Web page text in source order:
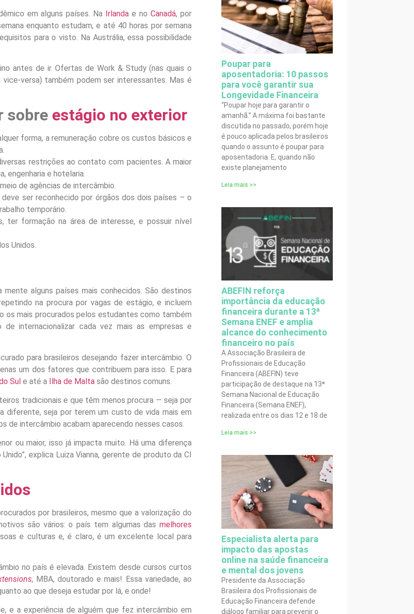
em alguns países. Na Irlanda e noCanadá, por
enquanto estudam, e até 40 horas por semana
para o visto. Na Austrália, essa possibilidade
antes de ir. Ofertas de Work & Study (nas quais o
versa) também podem ser interessantes. Mas é
sobre estágio no exterior
forma, a remuneração cobre os custos básicos e
restrições ao contato com pacientes. A maior
engenharia e hotelaria.
de agências de intercâmbio.
deve ser reconhecido por órgãos dos dois países – o
temporário.
ter formação na área de interesse, e possuir nível
Unidos.
alguns países mais conhecidos. São destinos
na procura por vagas de estágio, e incluem
os mais procurados pelos estudantes como também
internacionalizar cada vez mais as empresas e
para brasileiros desejando fazer intercâmbio. O
um dos fatores que contribuem para isso. E para
Sul e até a Ilha de Malta são destinos comuns.
tradicionais e que têm menos procura — seja por
diferente, seja por terem um custo de vida mais em
de intercâmbio acabam aparecendo nesses casos.
ou maior, isso já impacta muito. Há uma diferença
explica Luiza Vianna, gerente de produto da CI
por brasileiros, mesmo que a valorização do
são vários: o país tem algumas das melhores
e culturas e, é claro, é um excelente local para
no país é elevada. Existem desde cursos curtos
, MBA, doutorado e mais! Essa variedade, ao
ao que deseja estudar por lá, e onde!
e a experiência de alguém que fez intercâmbio em
Poupar para
aposentadoria: 10 passos
para você garantir sua
Longevidade Financeira
“Poupar hoje para garantir o
amanhã.” A máxima foi bastante
discutida no passado, porém hoje
é pouco aplicada pelos brasileiros
quando o assunto é poupar para
aposentadoria. E, quando não
existe planejamento
Leia mais >>
ABEFIN reforça
importância da educação
financeira durante a 13ª
Semana ENEF e amplia
alcance do conhecimento
financeiro no país
A Associação Brasileira de
Profissionais de Educação
Financeira (ABEFIN) teve
participação de destaque na 13ª
Semana Nacional de Educação
Financeira (Semana ENEF),
realizada entre os dias 12 e 18 de
Leia mais >>
Especialista alerta para
impacto das apostas
online na saúde financeira
e mental dos jovens
Presidente da Associação
Brasileira dos Profissionais de
Educação Financeira defende
diálogo familiar para prevenir o